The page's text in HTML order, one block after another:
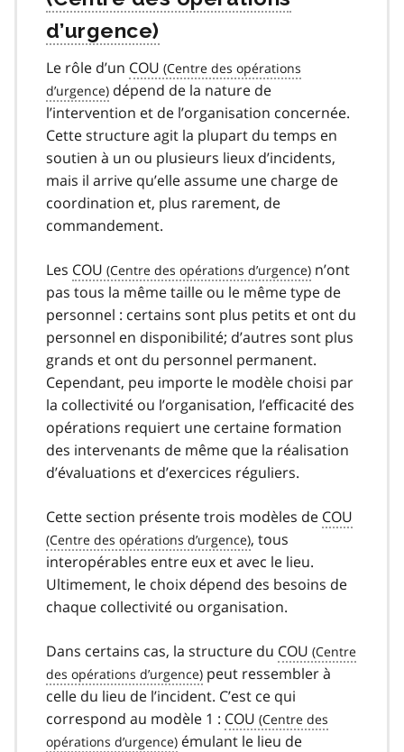
Le rôle d’un COU
dépend de la nature de
l’intervention et de l’organisation concernée.
Cette structure agit la plupart du temps en
soutien à un ou plusieurs lieux d’incidents,
mais il arrive qu’elle assume une charge de
coordination et, plus rarement, de
commandement.
Les COU
n’ont
pas tous la même taille ou le même type de
personnel : certains sont plus petits et ont du
personnel en disponibilité; d’autres sont plus
grands et ont du personnel permanent.
Cependant, peu importe le modèle choisi par
la collectivité ou l’organisation, l’efficacité des
opérations requiert une certaine formation
des intervenants de même que la réalisation
d’évaluations et d’exercices réguliers.
Cette section présente trois modèles de COU
, tous
interopérables entre eux et avec le lieu.
Ultimement, le choix dépend des besoins de
chaque collectivité ou organisation.
Dans certains cas, la structure du COU
peut ressembler à
celle du lieu de l’incident. C’est ce qui
correspond au modèle 1 : COU
émulant le lieu de